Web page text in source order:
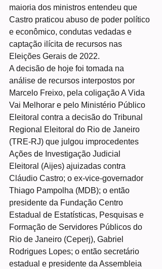
maioria dos ministros entendeu que
Castro praticou abuso de poder político
e econômico, condutas vedadas e
captação ilícita de recursos nas
Eleições Gerais de 2022.
A decisão de hoje foi tomada na
análise de recursos interpostos por
Marcelo Freixo, pela coligação A Vida
Vai Melhorar e pelo Ministério Público
Eleitoral contra a decisão do Tribunal
Regional Eleitoral do Rio de Janeiro
(TRE-RJ) que julgou improcedentes
Ações de Investigação Judicial
Eleitoral (Aijes) ajuizadas contra
Cláudio Castro; o ex-vice-governador
Thiago Pampolha (MDB); o então
presidente da Fundação Centro
Estadual de Estatísticas, Pesquisas e
Formação de Servidores Públicos do
Rio de Janeiro (Ceperj), Gabriel
Rodrigues Lopes; o então secretário
estadual e presidente da Assembleia